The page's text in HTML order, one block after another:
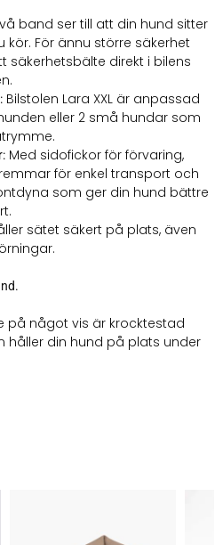
band ser till att din hund sitter
kör. För ännu större säkerhet
säkerhetsbälte direkt i bilens
Bilstolen Lara XXL är anpassad
eller 2 små hundar som
Med sidofickor för förvaring,
för enkel transport och
som ger din hund bättre
sätet säkert på plats, även
på något vis är krocktestad
håller din hund på plats under